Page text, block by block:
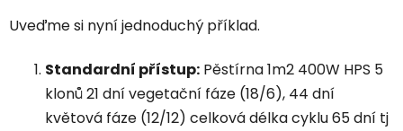
Uveďme si nyní jednoduchý příklad.
Standardní přístup: Pěstírna 1m2 400W HPS 5
klonů 21 dní vegetační fáze (18/6), 44 dní
květová fáze (12/12) celková délka cyklu 65 dní tj